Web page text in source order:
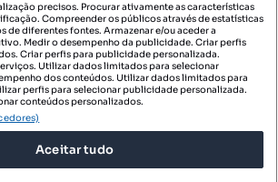
DESCARREGAR NA:
Imovirtual.com, OLX Portugal, S.A.
precisos. Procurar ativamente as características
Compreender os públicos através de estatísticas
de diferentes fontes. Armazenar e/ou aceder a
Medir o desempenho da publicidade. Criar perfis
Criar perfis para publicidade personalizada.
Utilizar dados limitados para selecionar
dos conteúdos. Utilizar dados limitados para
perfis para selecionar publicidade personalizada.
conteúdos personalizados.
Aceitar tudo